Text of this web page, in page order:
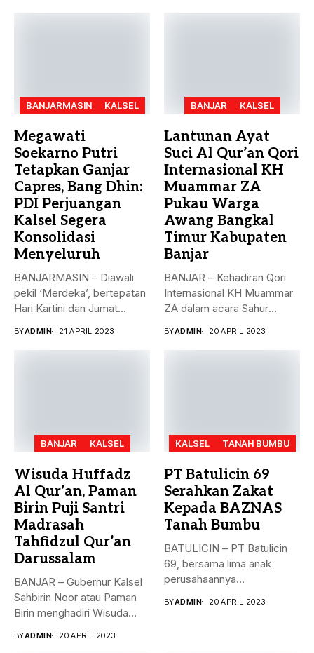
BANJARMASIN KALSEL
Megawati
Soekarno Putri
Tetapkan Ganjar
Capres, Bang Dhin:
PDI Perjuangan
Kalsel Segera
Konsolidasi
Menyeluruh
BANJARMASIN – Diawali
pekil ‘Merdeka’, bertepatan
Hari Kartini dan Jumat
BYADMIN 21 APRIL 2023
BANJAR KALSEL
Lantunan Ayat
Suci Al Qur’an Qori
Internasional KH
Muammar ZA
Pukau Warga
Awang Bangkal
Timur Kabupaten
Banjar
BANJAR – Kehadiran Qori
Internasional KH Muammar
ZA dalam acara Sahur
BYADMIN 20 APRIL 2023
BANJAR KALSEL
Wisuda Huffadz
Al Qur’an, Paman
Birin Puji Santri
Madrasah
Tahfidzul Qur’an
Darussalam
BANJAR – Gubernur Kalsel
Sahbirin Noor atau Paman
Birin menghadiri Wisuda
BYADMIN 20 APRIL 2023
KALSEL TANAH BUMBU
PT Batulicin 69
Serahkan Zakat
Kepada BAZNAS
Tanah Bumbu
BATULICIN – PT Batulicin
69, bersama lima anak
perusahaannya
BYADMIN 20 APRIL 2023